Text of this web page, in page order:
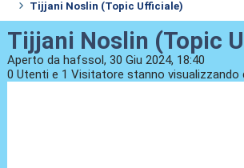
Tijjani Noslin (Topic Ufficiale)
Tijjani Noslin (Topic
Aperto da hafssol, 30 Giu 2024, 18:40
0 Utenti e 1 Visitatore stanno visualizzando